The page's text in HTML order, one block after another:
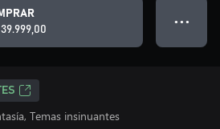
● ● ●
Temas insinuantes